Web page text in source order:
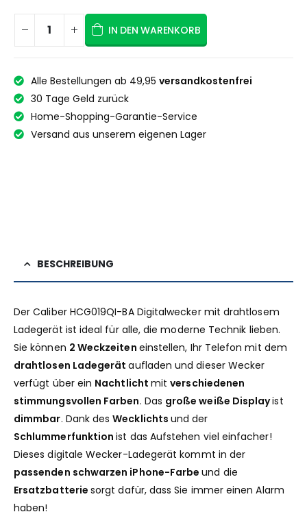
IN DEN WARENKORB
Alle Bestellungen ab 49,95 versandkostenfrei
30 Tage Geld zurück
Home-Shopping-Garantie-Service
Versand aus unserem eigenen Lager
BESCHREIBUNG
Der Caliber HCG019QI-BA Digitalwecker mit drahtlosem
Ladegerät ist ideal für alle, die moderne Technik lieben.
Sie können 2 Weckzeiten einstellen, Ihr Telefon mit dem
drahtlosen Ladegerätaufladen und dieser Wecker
verfügt über ein Nachtlicht mitverschiedenen
stimmungsvollen Farben. Das große weiße Displayist
dimmbar. Dank desWecklichtsund der
Schlummerfunktionist das Aufstehen viel einfacher!
Dieses digitale Wecker-Ladegerät kommt in der
passenden schwarzen iPhone-Farbeund die
Ersatzbatteriesorgt dafür, dass Sie immer einen Alarm
haben!